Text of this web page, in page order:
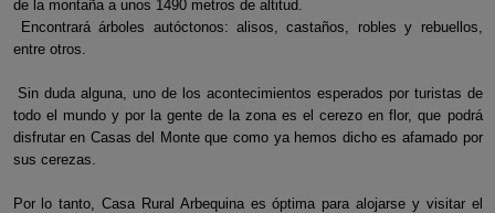
de la montaña a unos 1490 metros de altitud.
Encontrará árboles autóctonos: alisos, castaños, robles y rebuellos,
entre otros.
Sin duda alguna, uno de los acontecimientos esperados por turistas de
todo el mundo y por la gente de la zona es el cerezo en flor, que podrá
disfrutar en Casas del Monte que como ya hemos dicho es afamado por
sus cerezas.
Por lo tanto, Casa Rural Arbequina es óptima para alojarse y visitar el